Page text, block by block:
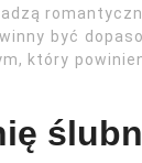
być
który